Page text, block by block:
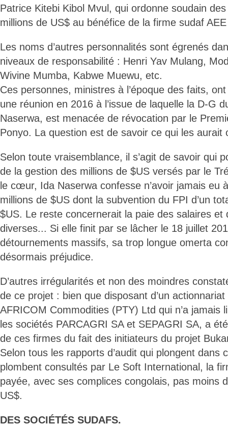
Patrice Kitebi Kibol Mvul, qui ordonne soudain
millions de US$ au bénéfice de la firme sudaf
Les noms d’autres personnalités sont égrenés
niveaux de responsabilité : Henri Yav Mulang,
Wivine Mumba, Kabwe Muewu, etc.
Ces personnes, ministres à l’époque des faits,
une réunion en 2016 à l’issue de laquelle la D-G
Naserwa, est menacée de révocation par le
Ponyo. La question est de savoir ce qui les
Selon toute vraisemblance, il s’agit de savoir qui
de la gestion des millions de $US versés par le
le cœur, Ida Naserwa confesse n’avoir jamais eu
millions de $US dont la subvention du FPI d’un
$US. Le reste concernerait la paie des salaires et
diverses... Si elle finit par se lâcher le 18 juillet
détournements massifs, sa trop longue omerta
désormais préjudice.
D’autres irrégularités et non des moindres
de ce projet : bien que disposant d’un
AFRICOM Commodities (PTY) Ltd qui n’a jamais
les sociétés PARCAGRI SA et SEPAGRI SA, a
de ces firmes du fait des initiateurs du projet
Selon tous les rapports d’audit qui plongent dans
plombent consultés par Le Soft International, la
payée, avec ses complices congolais, pas moins
US$.
DES SOCIÉTÉS SUDAFS.